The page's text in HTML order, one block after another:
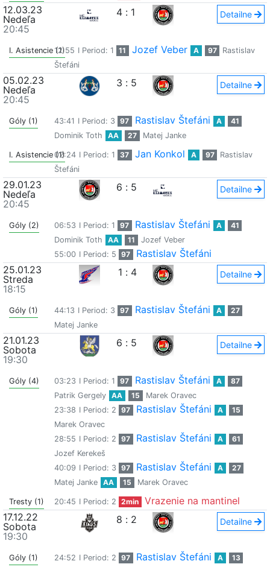
12.03.23
Nedeľa
20:45
4 : 1 Detailne
I. Asistencie (1)12:55 I Period: 1 11 Jozef Veber A 97
Rastislav
Štefáni
05.02.23
Nedeľa
20:45
3 : 5 Detailne
Góly (1) 43:41 I Period: 3 97 Rastislav Štefáni A
41
Dominik Toth
AA 27 Matej Janke
I. Asistencie (1)02:24 I Period: 1 37 Jan Konkol A 97
Rastislav
Štefáni
29.01.23
Nedeľa
20:45
6 : 5 Detailne
Góly (2) 06:53 I Period: 1 97 Rastislav Štefáni A
41
Dominik Toth
AA 11
Jozef Veber
55:00 I Period: 5 97
Rastislav Štefáni
25.01.23
Streda
18:15
1 : 4 Detailne
Góly (1) 44:13 I Period: 3 97 Rastislav Štefáni A
27
Matej Janke
21.01.23
Sobota
19:30
6 : 5 Detailne
Góly (4) 03:23 I Period: 1 97 Rastislav Štefáni A
87
Patrik Gergely
AA 15
Marek Oravec
23:38 I Period: 2 97 Rastislav Štefáni A
15
Marek Oravec
28:55 I Period: 2 97 Rastislav Štefáni A
61
Jozef Kerekeš
40:09 I Period: 3 97 Rastislav Štefáni A
27
Matej Janke
AA 15 Marek Oravec
Tresty (1) 20:45 I Period: 2 2min
Vrazenie na mantinel
17.12.22
Sobota
19:30
8 : 2 Detailne
Góly (1) 24:52 I Period: 2 97 Rastislav Štefáni A
13